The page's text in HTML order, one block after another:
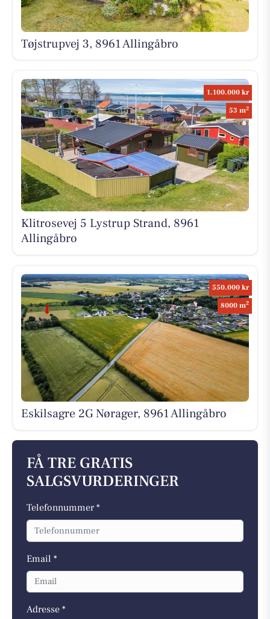
Tøjstrupvej 3, 8961 Allingåbro
1.100.000 kr
53 m2
Klitrosevej 5 Lystrup Strand, 8961
Allingåbro
550.000 kr
8000 m2
Eskilsagre 2G Nørager, 8961 Allingåbro
FÅ TRE GRATIS
SALGSVURDERINGER
Telefonnummer *
Email *
Adresse *